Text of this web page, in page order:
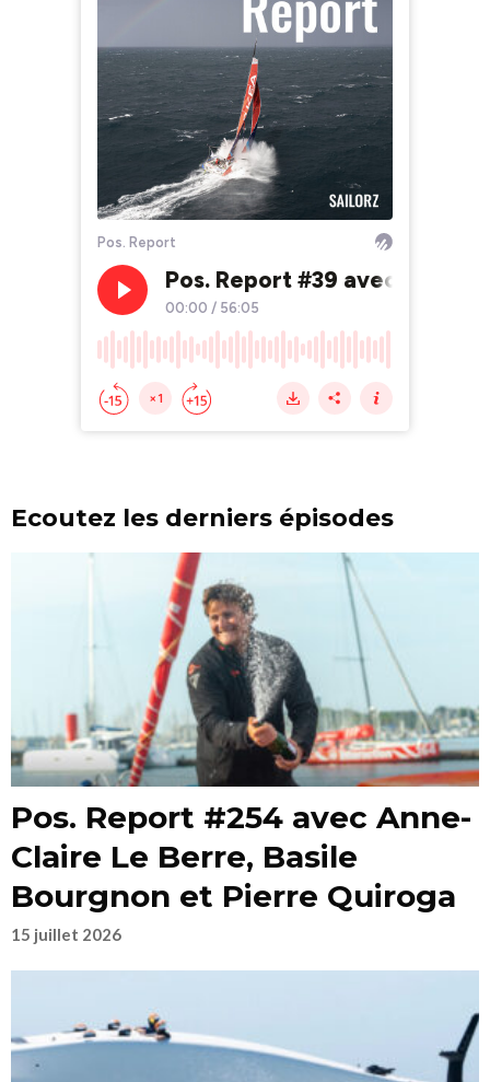
Ecoutez les derniers épisodes
Pos. Report #254 avec Anne-
Claire Le Berre, Basile
Bourgnon et Pierre Quiroga
15 juillet 2026